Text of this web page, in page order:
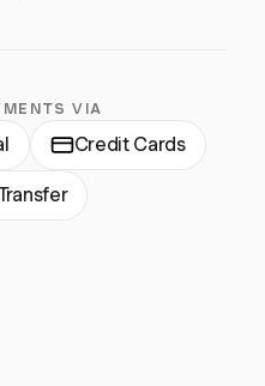
VIA
Credit Cards